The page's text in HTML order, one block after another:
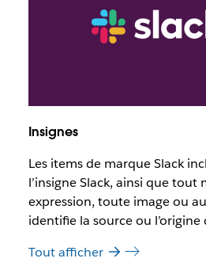
Insignes
Les items de marque Slack
l’insigne Slack, ainsi que tout
expression, toute image ou
identifie la source ou l’origine
Tout afficher